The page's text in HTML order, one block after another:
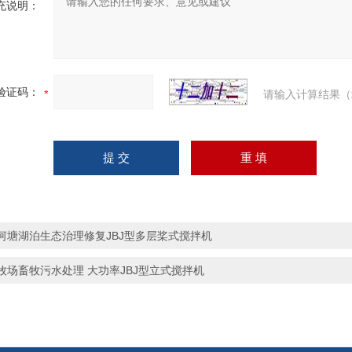
说明：
证码： 请输入计算结果
塘湖泊生态治理修复JBJ型多层桨式搅拌机
场畜牧污水处理 大功率JBJ型立式搅拌机